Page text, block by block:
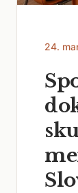
24.